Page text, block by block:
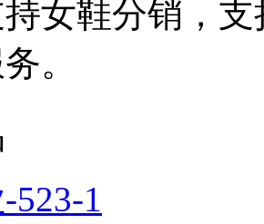
女鞋分销，
。
523-1